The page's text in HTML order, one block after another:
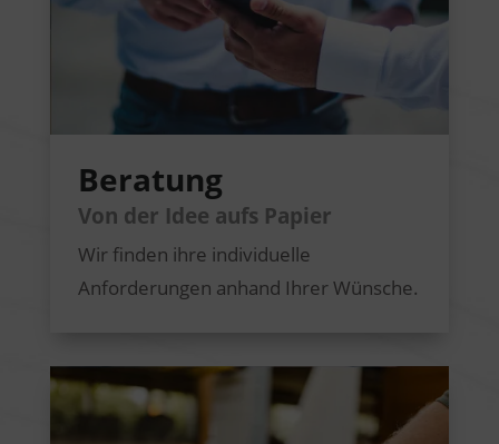
Beratung
Von der Idee aufs Papier
Wir finden ihre individuelle
Anforderungen anhand Ihrer Wünsche.